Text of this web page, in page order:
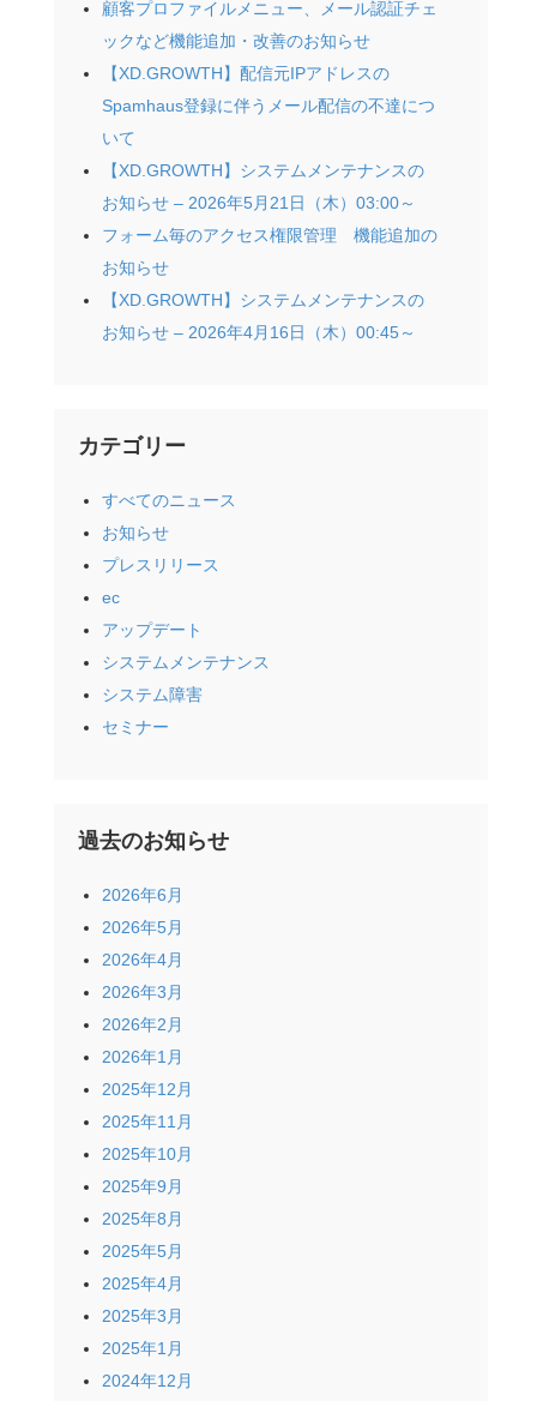
顧客プロファイルメニュー、メール認証チェ
ックなど機能追加・改善のお知らせ
【XD.GROWTH】配信元IPアドレスの
Spamhaus登録に伴うメール配信の不達につ
いて
【XD.GROWTH】システムメンテナンスの
お知らせ – 2026年5月21日（木）03:00～
フォーム毎のアクセス権限管理 機能追加の
お知らせ
【XD.GROWTH】システムメンテナンスの
お知らせ – 2026年4月16日（木）00:45～
カテゴリー
すべてのニュース
お知らせ
プレスリリース
ec
アップデート
システムメンテナンス
システム障害
セミナー
過去のお知らせ
2026年6月
2026年5月
2026年4月
2026年3月
2026年2月
2026年1月
2025年12月
2025年11月
2025年10月
2025年9月
2025年8月
2025年5月
2025年4月
2025年3月
2025年1月
2024年12月